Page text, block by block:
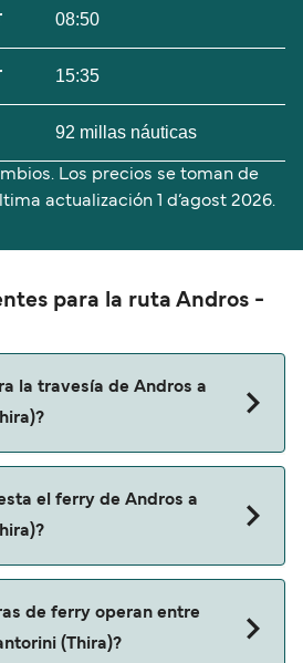
08:50
15:35
92 millas náuticas
Los precios se toman de
actualización
1 d’agost 2026.
para la ruta Andros -
la travesía de Andros a
de aproximadamente 5 horas
de la travesía puede
a otra, por lo que te
el ferry de Andros a
la temporada. El precio
de Andros a Santorini
de ferry operan entre
(Thira)?